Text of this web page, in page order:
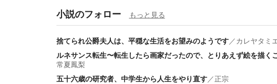
小説のフォロー もっと見る
捨てられ公爵夫人は、平穏な生活をお望みのようです／カレヤタミ
ルネサンス転生〜転生したら画家だったので、とりあえず絵を描く
常夏鳳梨
五十六歳の研究者、中学生から人生をやり直す／正宗